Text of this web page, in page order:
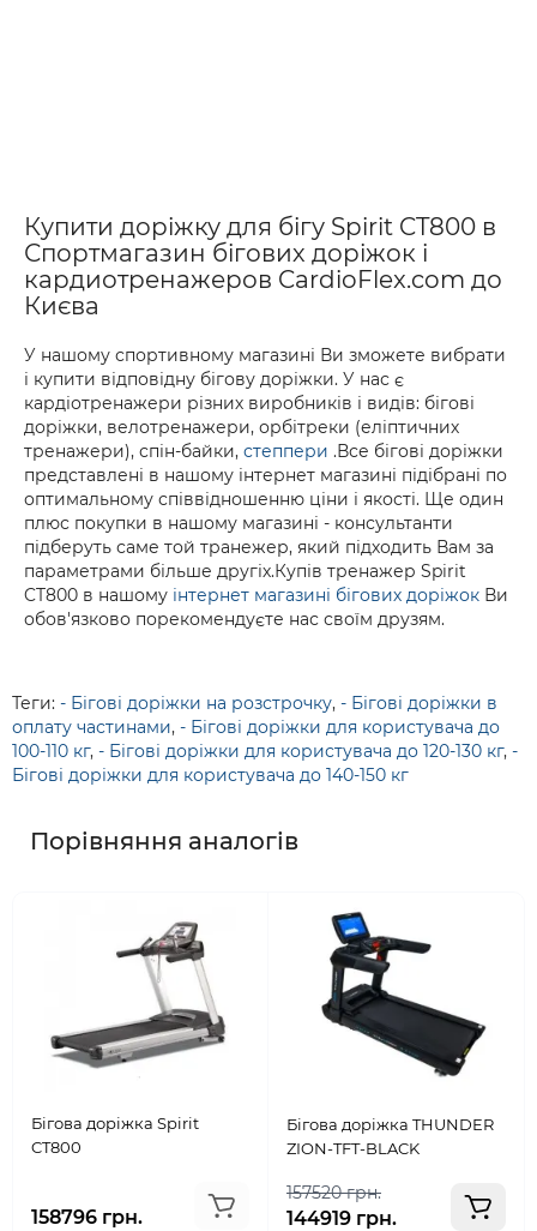
Купити доріжку для бігу Spirit CT800 в
Спортмагазин бігових доріжок і
кардиотренажеров CardioFlex.com до
Києва
У нашому спортивному магазині Ви зможете вибрати
і купити відповідну бігову доріжки. У нас є
кардіотренажери різних виробників і видів: бігові
доріжки, велотренажери, орбітреки (еліптичних
тренажери), спін-байки, степпери .Все бігові доріжки
представлені в нашому інтернет магазині підібрані по
оптимальному співвідношенню ціни і якості. Ще один
плюс покупки в нашому магазині - консультанти
підберуть саме той транежер, який підходить Вам за
параметрами більше другіх.Купів тренажер Spirit
CT800 в нашому інтернет магазині бігових доріжок Ви
обов'язково порекомендуєте нас своїм друзям.
Теги: - Бігові доріжки на розстрочку, - Бігові доріжки в
оплату частинами, - Бігові доріжки для користувача до
100-110 кг, - Бігові доріжки для користувача до 120-130 кг, -
Бігові доріжки для користувача до 140-150 кг
Порівняння аналогів
Бігова доріжка Spirit
CT800
158796 грн.
Бігова доріжка THUNDER
ZION-TFT-BLACK
157520 грн.
144919 грн.